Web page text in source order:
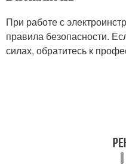
При работе с
правила безопасности.
силах, обратитесь к